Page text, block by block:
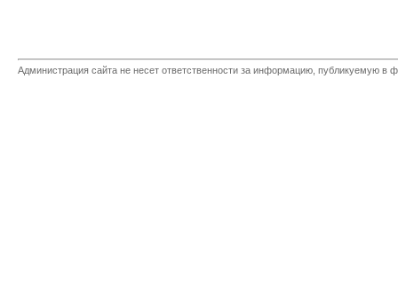
Администрация сайта не несет ответственности за информацию, публикуемую